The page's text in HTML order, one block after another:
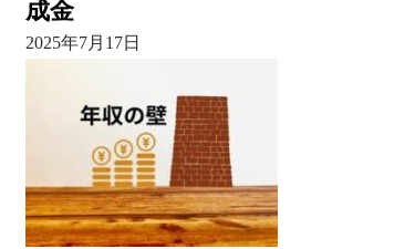
成金
2025年7月17日